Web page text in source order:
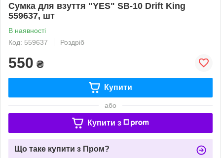
Сумка для взуття "YES" SB-10 Drift King
559637, шт
В наявності
Код: 559637
Роздріб
550 ₴
Купити
або
Купити з
Що таке купити з Пром?